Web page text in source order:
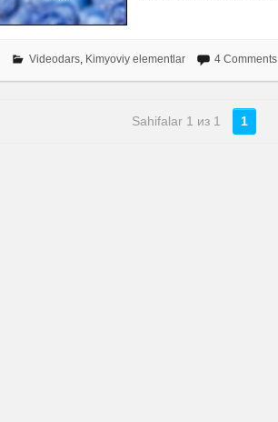
Videodars, Kimyoviy elementlar 4 Comments
Sahifalar 1 из 1 1